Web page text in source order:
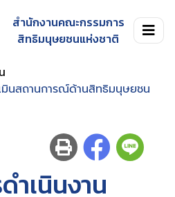
สำนักงานคณะกรรมการ
สิทธิมนุษยชนแห่งชาติ
มินสถานการณ์ด้านสิทธิมนุษยชน
ำเนินงาน